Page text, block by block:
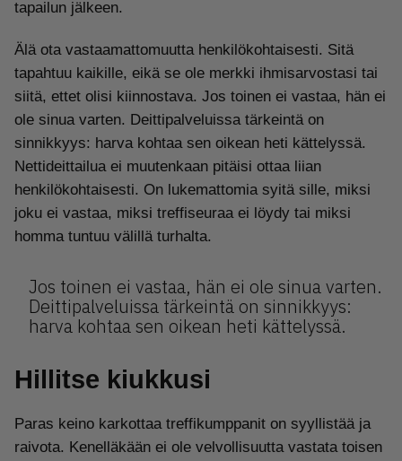
tapailun jälkeen.
Älä ota vastaamattomuutta henkilökohtaisesti. Sitä
tapahtuu kaikille, eikä se ole merkki ihmisarvostasi tai
siitä, ettet olisi kiinnostava. Jos toinen ei vastaa, hän ei
ole sinua varten. Deittipalveluissa tärkeintä on
sinnikkyys: harva kohtaa sen oikean heti kättelyssä.
Nettideittailua ei muutenkaan pitäisi ottaa liian
henkilökohtaisesti. On lukemattomia syitä sille, miksi
joku ei vastaa, miksi treffiseuraa ei löydy tai miksi
homma tuntuu välillä turhalta.
Jos toinen ei vastaa, hän ei ole sinua varten.
Deittipalveluissa tärkeintä on sinnikkyys:
harva kohtaa sen oikean heti kättelyssä.
Hillitse kiukkusi
Paras keino karkottaa treffikumppanit on syyllistää ja
raivota. Kenelläkään ei ole velvollisuutta vastata toisen